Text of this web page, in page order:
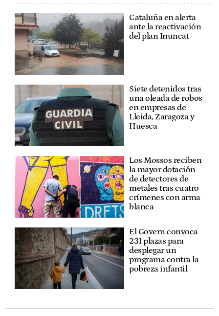
Cataluña en alerta
ante la reactivación
del plan Inuncat
Siete detenidos tras
una oleada de robos
en empresas de
Lleida, Zaragoza y
Huesca
Los Mossos reciben
la mayor dotación
de detectores de
metales tras cuatro
crímenes con arma
blanca
El Govern convoca
231 plazas para
desplegar un
programa contra la
pobreza infantil